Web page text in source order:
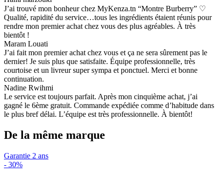
J’ai trouvé mon bonheur chez MyKenza.tn “Montre Burberry” ♡
Qualité, rapidité du service…tous les ingrédients étaient réunis pour
rendre mon premier achat chez vous des plus agréables. À très
bientôt !
Maram Louati
J’ai fait mon premier achat chez vous et ça ne sera sûrement pas le
dernier! Je suis plus que satisfaite. Équipe professionnelle, très
courtoise et un livreur super sympa et ponctuel. Merci et bonne
continuation.
Nadine Rwihmi
Le service est toujours parfait. Après mon cinquième achat, j’ai
gagné le 6ème gratuit. Commande expédiée comme d’habitude dans
le plus bref délai. L’équipe est très professionnelle. À bientôt!
De la même marque
Garantie 2 ans
- 30%